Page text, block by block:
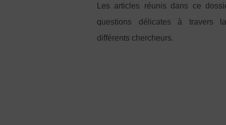
Les articles réunis dans ce
questions délicates à travers
différents chercheurs.